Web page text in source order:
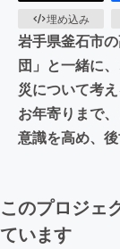
埋め込み
岩手県釜石市
団」と一緒に
災について考
お年寄りまで
意識を高め、
このプロジェ
ています